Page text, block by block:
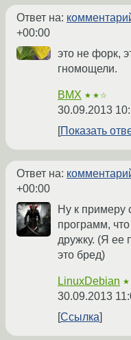
Ответ на:
+00:00
это не форк,
гномощели.
BMX ★★☆
30.09.2013
Показать
Ответ на:
+00:00
Ну к примеру
программ,
дружку. (Я ее
это бред)
LinuxDebian
30.09.2013
Ссылка